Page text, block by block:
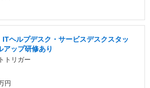
ITヘルプデスク・サービスデスクスタッ
アップ研修あり
トリガー
円